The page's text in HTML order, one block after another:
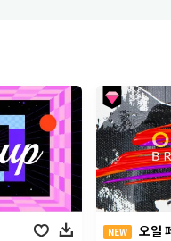
NEW 오일